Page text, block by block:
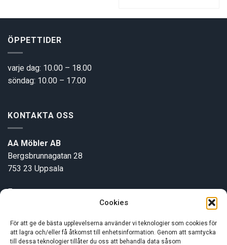
Cookies
För att ge de bästa upplevelserna använder vi teknologier som cookies för
att lagra och/eller få åtkomst till enhetsinformation. Genom att samtycka
till dessa teknologier tillåter du oss att behandla data såsom
ÖPPETTIDER
varje dag: 10.00 – 18.00
söndag: 10.00 – 17.00
KONTAKTA OSS
AA Möbler AB
Bergsbrunnagatan 28
753 23 Uppsala
E-post:
INFORMATION